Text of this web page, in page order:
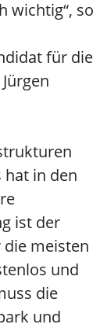
wichtig“, so
für die
in den
ist der
meisten
und
die
und